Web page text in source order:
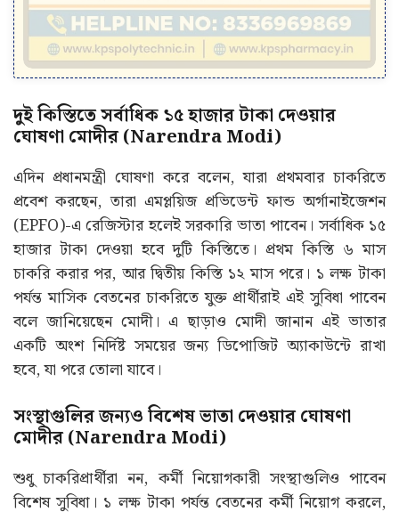
দুই কিস্তিতে সর্বাধিক ১৫ হাজার টাকা দেওয়ার
ঘোষণা মোদীর (Narendra Modi)
এদিন প্রধানমন্ত্রী ঘোষণা করে বলেন, যারা প্রথমবার চাকরিতে
প্রবেশ করছেন, তারা এমপ্লয়িজ প্রভিডেন্ট ফান্ড অর্গানাইজেশন
(EPFO)-এ রেজিস্টার হলেই সরকারি ভাতা পাবেন। সর্বাধিক ১৫
হাজার টাকা দেওয়া হবে দুটি কিস্তিতে। প্রথম কিস্তি ৬ মাস
চাকরি করার পর, আর দ্বিতীয় কিস্তি ১২ মাস পরে। ১ লক্ষ টাকা
পর্যন্ত মাসিক বেতনের চাকরিতে যুক্ত প্রার্থীরাই এই সুবিধা পাবেন
বলে জানিয়েছেন মোদী। এ ছাড়াও মোদী জানান এই ভাতার
একটি অংশ নির্দিষ্ট সময়ের জন্য ডিপোজিট অ্যাকাউন্টে রাখা
হবে, যা পরে তোলা যাবে।
সংস্থাগুলির জন্যও বিশেষ ভাতা দেওয়ার ঘোষণা
মোদীর (Narendra Modi)
শুধু চাকরিপ্রার্থীরা নন, কর্মী নিয়োগকারী সংস্থাগুলিও পাবেন
বিশেষ সুবিধা। ১ লক্ষ টাকা পর্যন্ত বেতনের কর্মী নিয়োগ করলে,